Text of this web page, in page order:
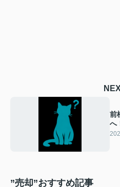
前
へ
を
”売却”おすすめ記事